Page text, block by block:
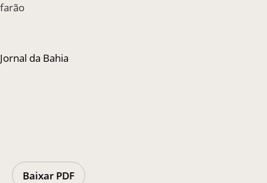
farão
Jornal da Bahia
Baixar PDF